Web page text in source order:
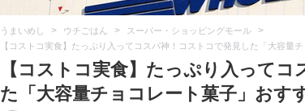
うまいめし > ウチごはん > スーパー・ショッピングモール >
【コストコ実食】たっぷり入ってコスパ神！コストコで発見した「大容量
【コストコ実食】たっぷり入って
た「大容量チョコレート菓子」おす